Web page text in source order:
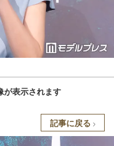
が表示されます
記事に戻る